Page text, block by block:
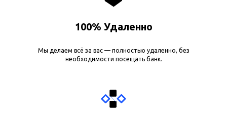
100% Удаленно
Мы делаем всё за вас — полностью удаленно, без
необходимости посещать банк.